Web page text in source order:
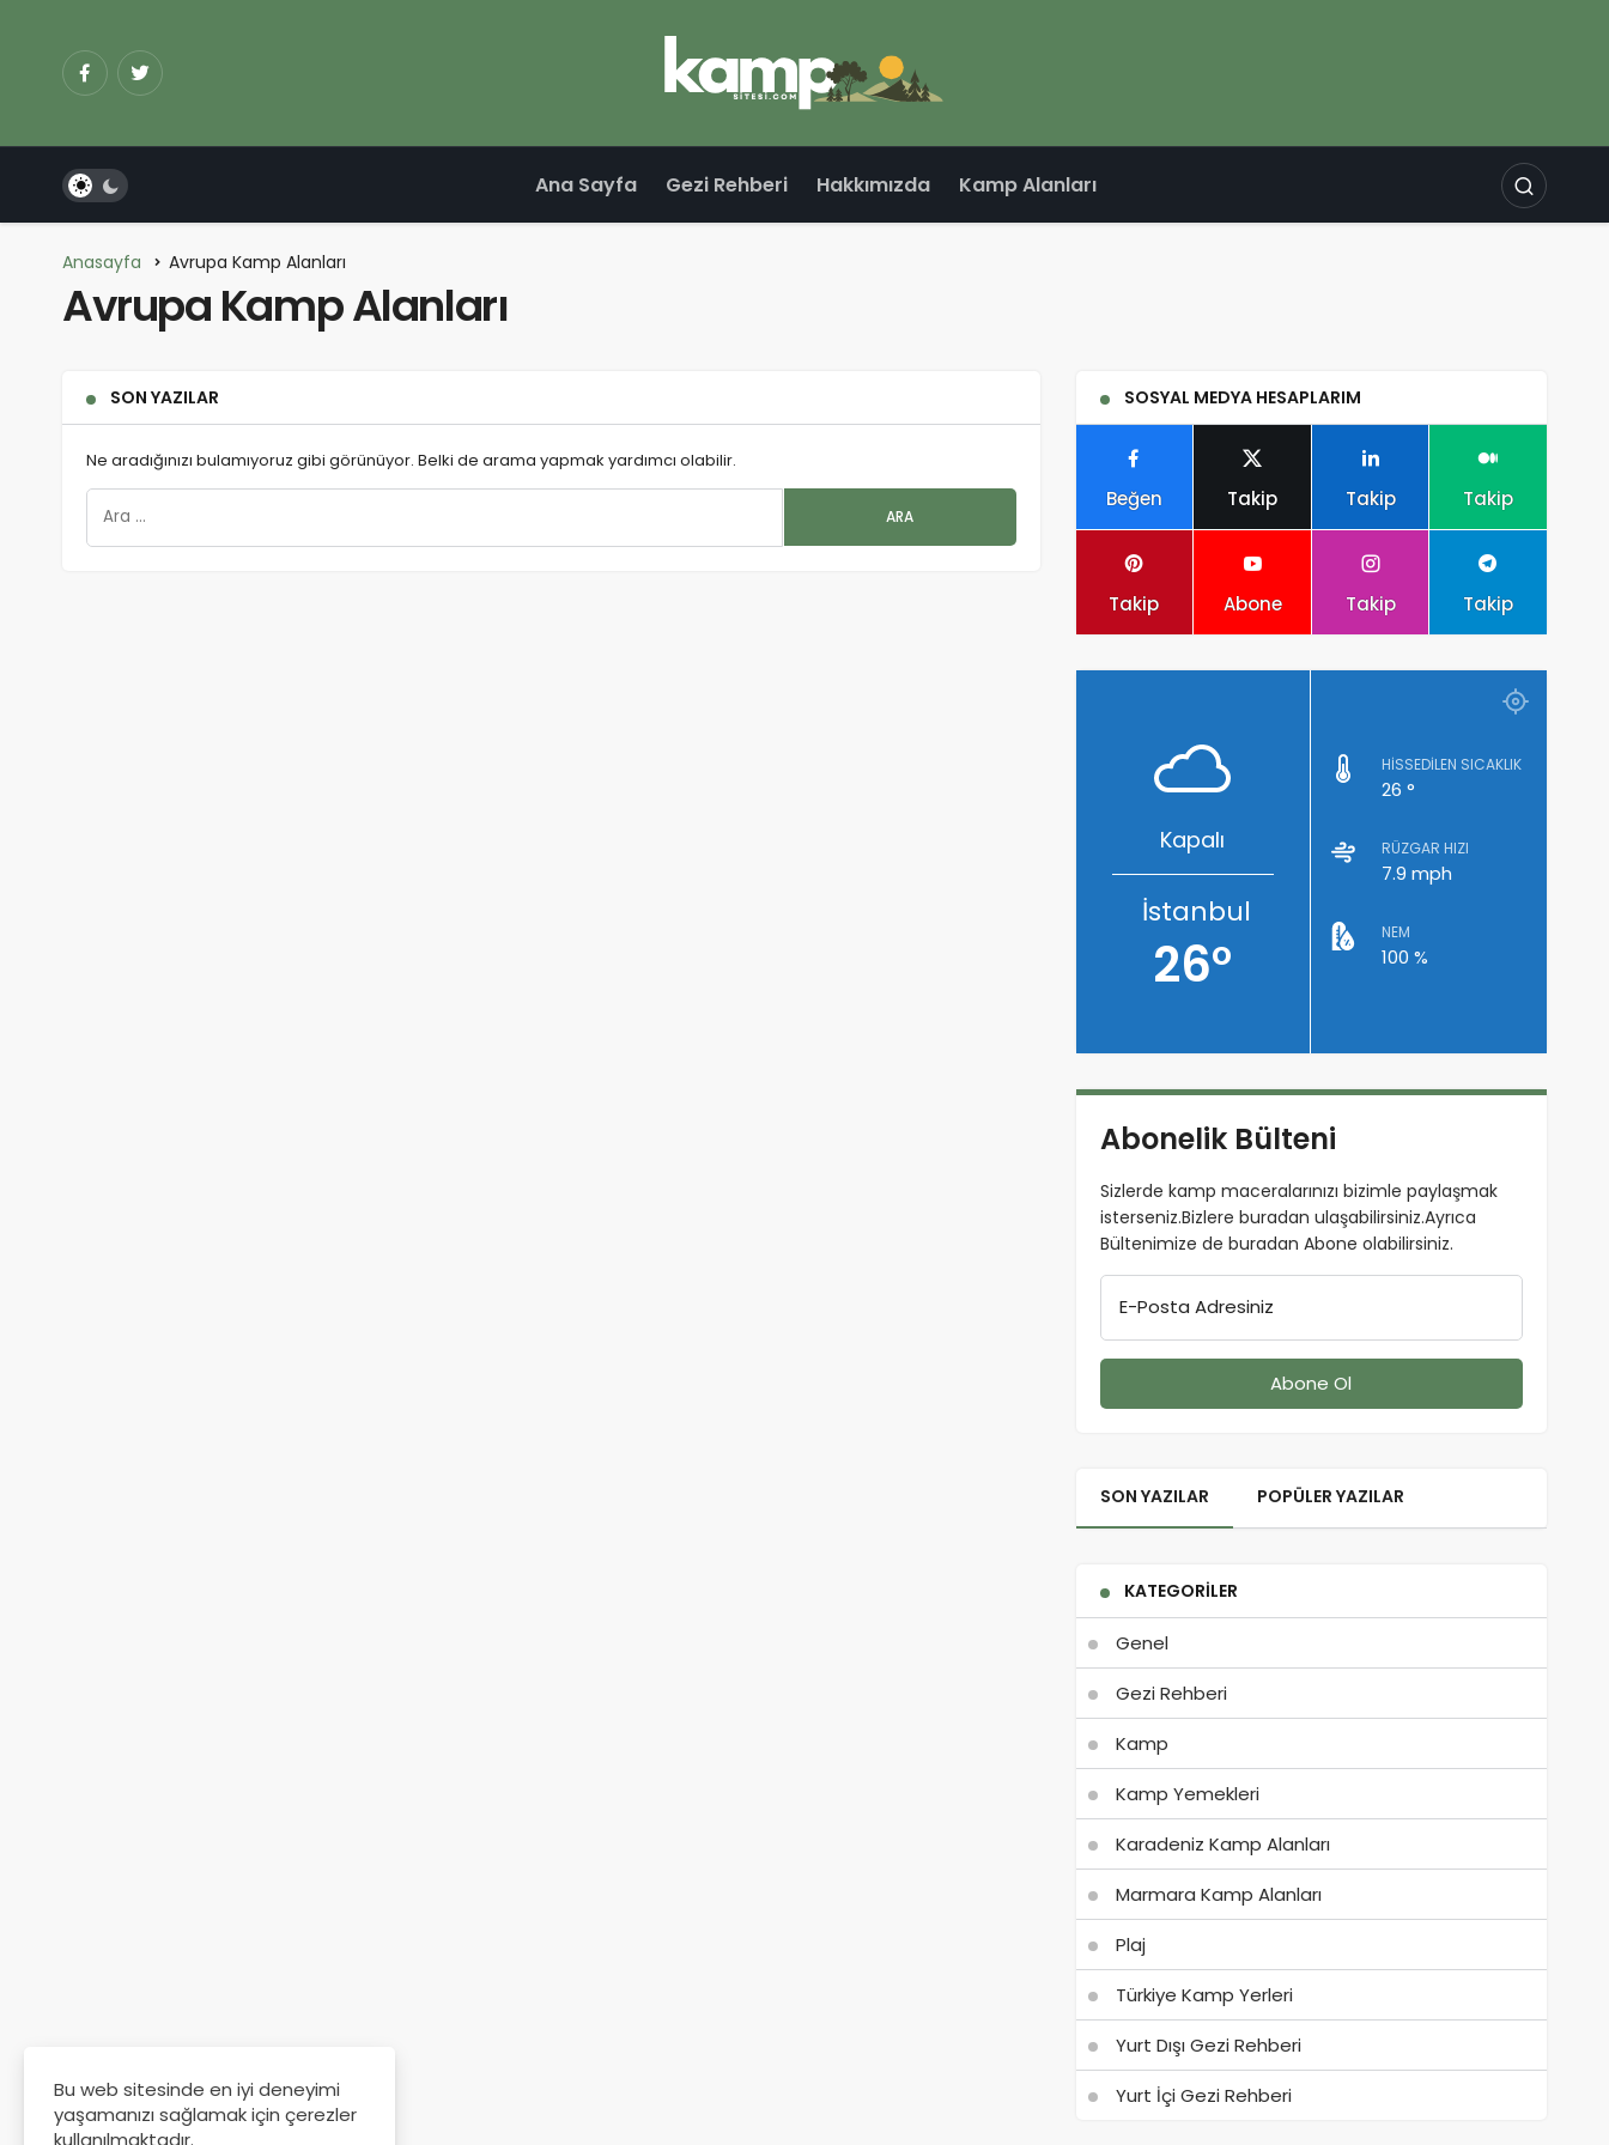
Ana Sayfa Gezi Rehberi Hakkımızda Kamp Alanları
Anasayfa Avrupa Kamp Alanları
Avrupa Kamp Alanları
SON YAZILAR
Ne aradığınızı bulamıyoruz gibi görünüyor. Belki de arama yapmak yardımcı olabilir.
SOSYAL MEDYA HESAPLARIM
Beğen Takip Takip Takip
Takip Abone Takip Takip
Kapalı
İstanbul
26°
HISSEDILEN SICAKLIK
26 °
RÜZGAR HIZI
7.9 mph
NEM
100 %
Abonelik Bülteni
Sizlerde kamp maceralarınızı bizimle paylaşmak
isterseniz.Bizlere buradan ulaşabilirsiniz.Ayrıca
Bültenimize de buradan Abone olabilirsiniz.
E-Posta Adresiniz
SON YAZILAR POPÜLER YAZILAR
KATEGORILER
Genel
Gezi Rehberi
Kamp
Kamp Yemekleri
Karadeniz Kamp Alanları
Marmara Kamp Alanları
Plaj
Türkiye Kamp Yerleri
Yurt Dışı Gezi Rehberi
Yurt İçi Gezi Rehberi
Bu web sitesinde en iyi deneyimi
yaşamanızı sağlamak için çerezler
kullanılmaktadır.